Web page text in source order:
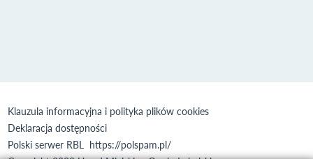
Klauzula informacyjna i polityka plików cookies
Deklaracja dostępności
Polski serwer RBL https://polspam.pl/